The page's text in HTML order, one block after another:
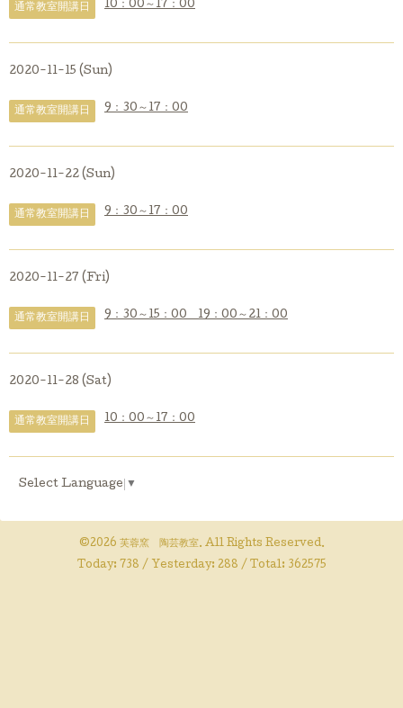
通常教室開講日 10：00～17：00
2020-11-15 (Sun)
通常教室開講日 9：30～17：00
2020-11-22 (Sun)
通常教室開講日 9：30～17：00
2020-11-27 (Fri)
通常教室開講日 9：30～15：00 19：00～21：00
2020-11-28 (Sat)
通常教室開講日 10：00～17：00
Select Language ▼
©2026 芙蓉窯 陶芸教室. All Rights Reserved.
Today: 738 / Yesterday: 288 / Total: 362575